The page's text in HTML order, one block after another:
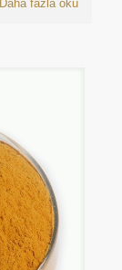
Daha fazla oku